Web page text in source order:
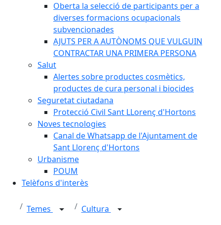
Oberta la selecció de participants per a
diverses formacions ocupacionals
subvencionades
AJUTS PER A AUTÒNOMS QUE VULGUIN
CONTRACTAR UNA PRIMERA PERSONA
Salut
Alertes sobre productes cosmètics,
productes de cura personal i biocides
Seguretat ciutadana
Protecció Civil Sant LLorenç d'Hortons
Noves tecnologies
Canal de Whatsapp de l'Ajuntament de
Sant Llorenç d'Hortons
Urbanisme
POUM
Telèfons d'interès
Temes Cultura